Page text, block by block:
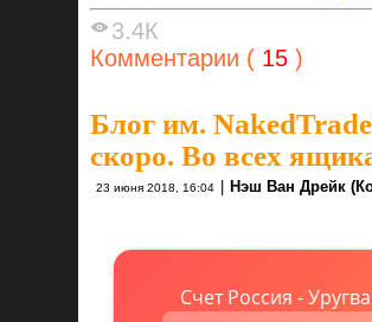
3.4К
Комментарии ( 15 )
Блог им.
скоро. Во всех
23 июня 2018, 16:04 Нэш Ван Дрейк
Счет Россия -